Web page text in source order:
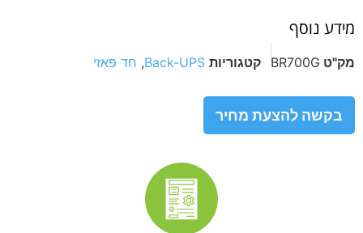
מידע נוסף
מק"ט BR700G קטגוריות Back-UPS
, חד פאזי
בקשה להצעת מחיר